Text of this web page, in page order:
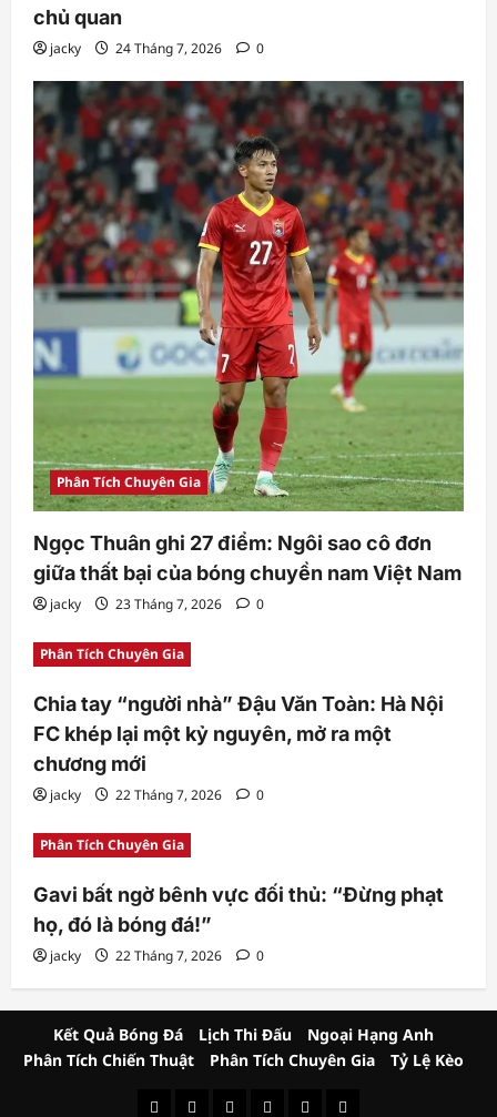
chủ quan
jacky 24 Tháng 7, 2026 0
Phân Tích Chuyên Gia
Ngọc Thuân ghi 27 điểm: Ngôi sao cô đơn
giữa thất bại của bóng chuyền nam Việt Nam
jacky 23 Tháng 7, 2026 0
Phân Tích Chuyên Gia
Chia tay “người nhà” Đậu Văn Toàn: Hà Nội
FC khép lại một kỷ nguyên, mở ra một
chương mới
jacky 22 Tháng 7, 2026 0
Phân Tích Chuyên Gia
Gavi bất ngờ bênh vực đối thủ: “Đừng phạt
họ, đó là bóng đá!”
jacky 22 Tháng 7, 2026 0
Kết Quả Bóng Đá Lịch Thi Đấu
Ngoại Hạng Anh
Phân Tích Chiến Thuật
Phân Tích Chuyên Gia Tỷ Lệ Kèo
Kết Lịch Ngoại Phân Phân Tỷ